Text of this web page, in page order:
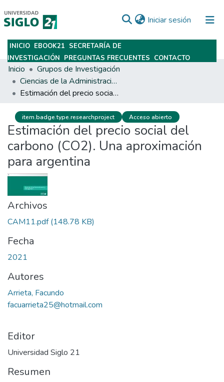
Iniciar sesión (current)
Subir
INICIO EBOOK21 SECRETARÍA DE
INVESTIGACIÓN PREGUNTAS FRECUENTES CONTACTO
Inicio
Grupos de Investigación
Ciencias de la Administración y Management
Estimación del precio social del carbono (CO2). Una aproximación para argentina
item.badge.type.researchproject Acceso abierto
Estimación del precio social del
carbono (CO2). Una aproximación
para argentina
Archivos
CAM11.pdf(148.78 KB)
Fecha
2021
Autores
Arrieta, Facundo
facuarrieta25@hotmail.com
Editor
Universidad Siglo 21
Resumen